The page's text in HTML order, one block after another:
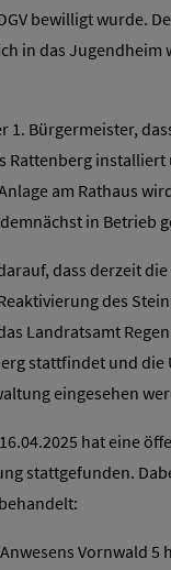
bewilligt wurde.
in das Jugendheim
1. Bürgermeister,
Rattenberg
am Rathaus
in Betrieb
dass derzeit
des
Landratsamt
stattfindet und die
eingesehen
hat eine
stattgefunden.
Vornwald 5